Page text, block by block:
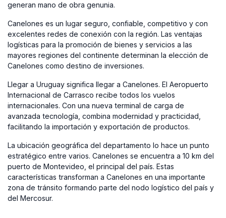
generan mano de obra genunia.
Canelones es un lugar seguro, confiable, competitivo y con
excelentes redes de conexión con la región. Las ventajas
logísticas para la promoción de bienes y servicios a las
mayores regiones del continente determinan la elección de
Canelones como destino de inversiones.
Llegar a Uruguay significa llegar a Canelones. El Aeropuerto
Internacional de Carrasco recibe todos los vuelos
internacionales. Con una nueva terminal de carga de
avanzada tecnología, combina modernidad y practicidad,
facilitando la importación y exportación de productos.
La ubicación geográfica del departamento lo hace un punto
estratégico entre varios. Canelones se encuentra a 10 km del
puerto de Montevideo, el principal del país. Estas
características transforman a Canelones en una importante
zona de tránsito formando parte del nodo logístico del país y
del Mercosur.